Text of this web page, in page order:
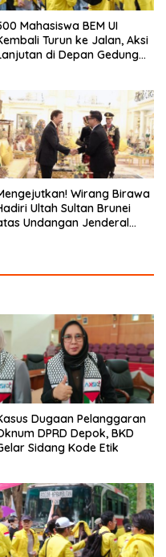
Mahasiswa BEM UI
Turun ke Jalan, Aksi
di Depan Gedung
Wirang Birawa
Ultah Sultan Brunei
Undangan Jenderal
Dugaan Pelanggaran
DPRD Depok, BKD
Sidang Kode Etik